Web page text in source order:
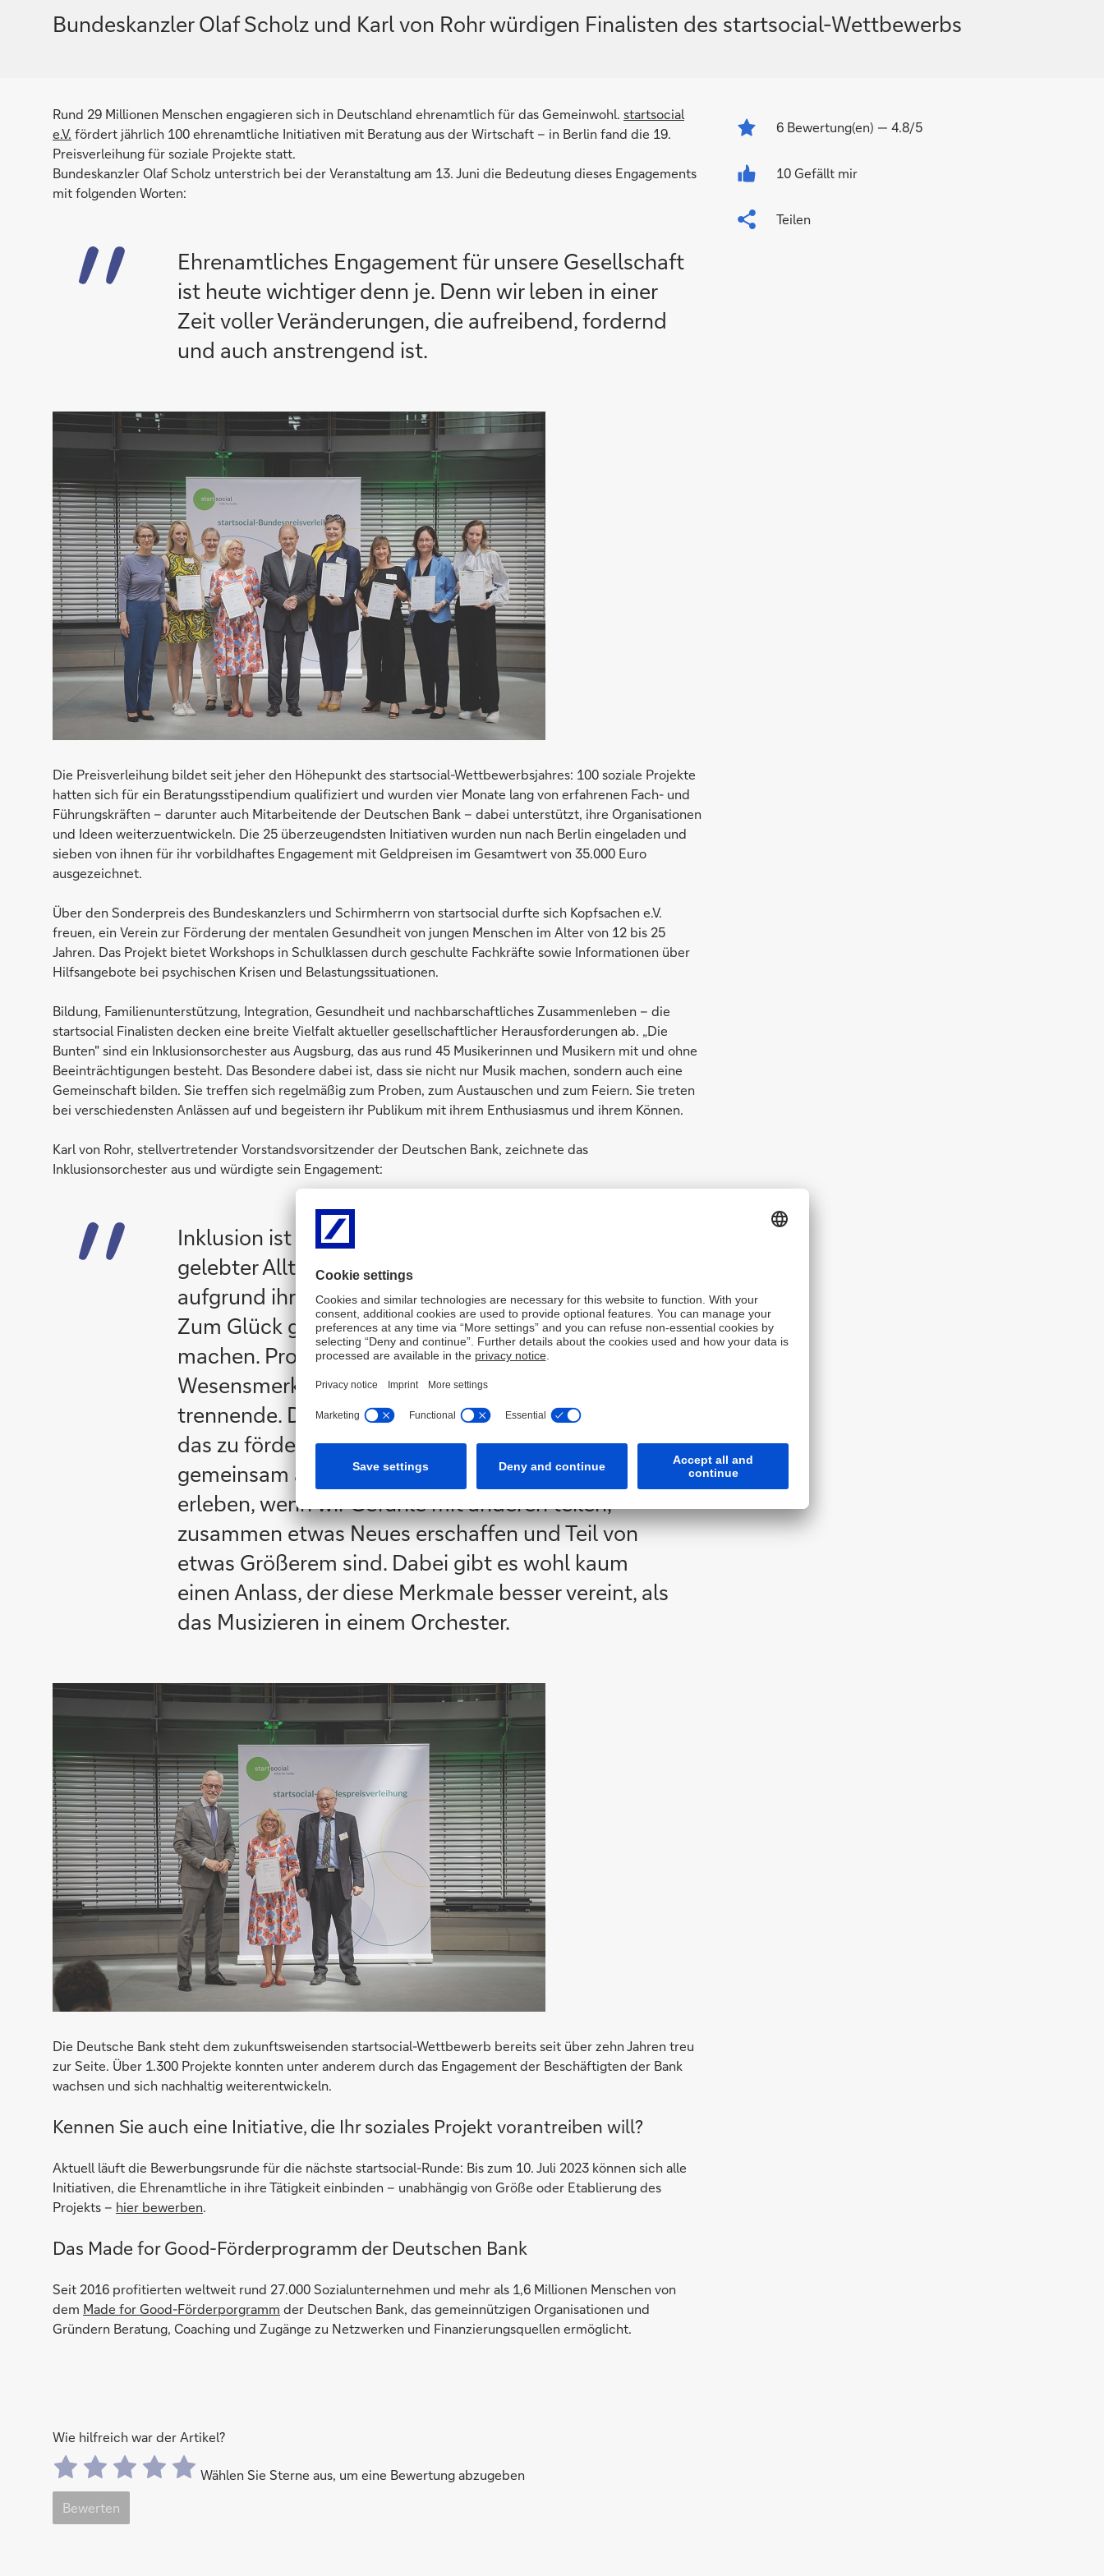
Bundeskanzler Olaf Scholz und Karl von Rohr würdigen Finalisten des startsocial-Wettbewerbs
Rund 29 Millionen Menschen engagieren sich in Deutschland ehrenamtlich für das Gemeinwohl. startsocial
e.V. fördert jährlich 100 ehrenamtliche Initiativen mit Beratung aus der Wirtschaft – in Berlin fand die 19.
Preisverleihung für soziale Projekte statt.
Bundeskanzler Olaf Scholz unterstrich bei der Veranstaltung am 13. Juni die Bedeutung dieses Engagements
mit folgenden Worten:
Ehrenamtliches Engagement für unsere Gesellschaft
ist heute wichtiger denn je. Denn wir leben in einer
Zeit voller Veränderungen, die aufreibend, fordernd
und auch anstrengend ist.
Die Preisverleihung bildet seit jeher den Höhepunkt des startsocial-Wettbewerbsjahres: 100 soziale Projekte
hatten sich für ein Beratungsstipendium qualifiziert und wurden vier Monate lang von erfahrenen Fach- und
Führungskräften – darunter auch Mitarbeitende der Deutschen Bank – dabei unterstützt, ihre Organisationen
und Ideen weiterzuentwickeln. Die 25 überzeugendsten Initiativen wurden nun nach Berlin eingeladen und
sieben von ihnen für ihr vorbildhaftes Engagement mit Geldpreisen im Gesamtwert von 35.000 Euro
ausgezeichnet.
Über den Sonderpreis des Bundeskanzlers und Schirmherrn von startsocial durfte sich Kopfsachen e.V.
freuen, ein Verein zur Förderung der mentalen Gesundheit von jungen Menschen im Alter von 12 bis 25
Jahren. Das Projekt bietet Workshops in Schulklassen durch geschulte Fachkräfte sowie Informationen über
Hilfsangebote bei psychischen Krisen und Belastungssituationen.
Bildung, Familienunterstützung, Integration, Gesundheit und nachbarschaftliches Zusammenleben – die
startsocial Finalisten decken eine breite Vielfalt aktueller gesellschaftlicher Herausforderungen ab. „Die
Bunten" sind ein Inklusionsorchester aus Augsburg, das aus rund 45 Musikerinnen und Musikern mit und ohne
Beeinträchtigungen besteht. Das Besondere dabei ist, dass sie nicht nur Musik machen, sondern auch eine
Gemeinschaft bilden. Sie treffen sich regelmäßig zum Proben, zum Austauschen und zum Feiern. Sie treten
bei verschiedensten Anlässen auf und begeistern ihr Publikum mit ihrem Enthusiasmus und ihrem Können.
Karl von Rohr, stellvertretender Vorstandsvorsitzender der Deutschen Bank, zeichnete das
Inklusionsorchester aus und würdigte sein Engagement:
Inklusion ist in Deutschland noch längst nicht
gelebter Alltag. Jeden Tag werden Menschen
aufgrund ihrer Beeinträchtigungen ausgegrenzt.
Zum Glück gibt es auch viele Beispiele, die Hoffnung
machen. Projekte, die sich auf verbindende
Wesensmerkmale konzentrieren – und nicht auf
trennende. Die es sich zur Aufgabe gemacht haben,
das zu fördern und zu feiern, was uns alle
gemeinsam als Menschen auszeichnet. Was wir
erleben, wenn wir Gefühle mit anderen teilen,
zusammen etwas Neues erschaffen und Teil von
etwas Größerem sind. Dabei gibt es wohl kaum
einen Anlass, der diese Merkmale besser vereint, als
das Musizieren in einem Orchester.
Die Deutsche Bank steht dem zukunftsweisenden startsocial-Wettbewerb bereits seit über zehn Jahren treu
zur Seite. Über 1.300 Projekte konnten unter anderem durch das Engagement der Beschäftigten der Bank
wachsen und sich nachhaltig weiterentwickeln.
Kennen Sie auch eine Initiative, die Ihr soziales Projekt vorantreiben will?
Aktuell läuft die Bewerbungsrunde für die nächste startsocial-Runde: Bis zum 10. Juli 2023 können sich alle
Initiativen, die Ehrenamtliche in ihre Tätigkeit einbinden – unabhängig von Größe oder Etablierung des
Projekts – hier bewerben.
Das Made for Good-Förderprogramm der Deutschen Bank
Seit 2016 profitierten weltweit rund 27.000 Sozialunternehmen und mehr als 1,6 Millionen Menschen von
dem Made for Good-Förderporgramm der Deutschen Bank, das gemeinnützigen Organisationen und
Gründern Beratung, Coaching und Zugänge zu Netzwerken und Finanzierungsquellen ermöglicht.
Wie hilfreich war der Artikel?
Wählen Sie Sterne aus, um eine Bewertung abzugeben
Bewerten
6 Bewertung(en) — 4.8/5
10 Gefällt mir
Teilen